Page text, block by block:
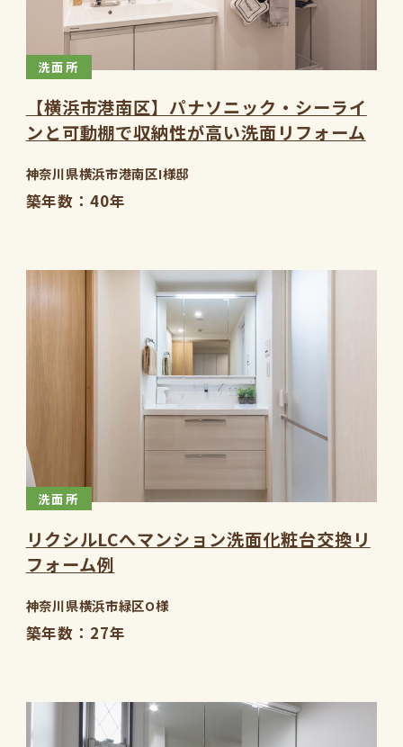
洗面所
【横浜市港南区】パナソニック・シーライ
ンと可動棚で収納性が高い洗面リフォーム
神奈川県横浜市港南区I様邸
築年数 40年
洗面所
リクシルLCへマンション洗面化粧台交換リ
フォーム例
神奈川県横浜市緑区O様
築年数 27年